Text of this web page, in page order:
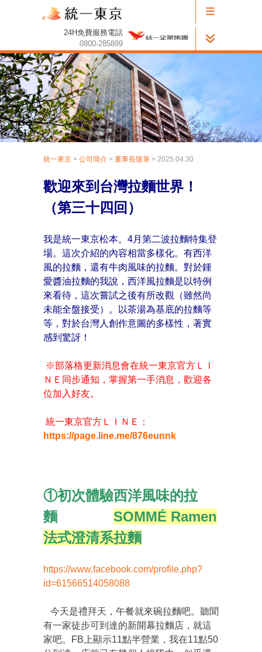
24H免費服務電話
0800-285899
統一東京 > 公司簡介 > 董事長隨筆 > 2025.04.30
歡迎來到台灣拉麵世界！
（第三十四回）
我是統一東京松本。4月第二波拉麵特集登
場。這次介紹的內容相當多樣化。有西洋
風的拉麵，還有牛肉風味的拉麵。對於鍾
愛醬油拉麵的我說，西洋風拉麵是以特例
來看待，這次嘗試之後有所改觀（雖然尚
未能全盤接受）。以茶湯為基底的拉麵等
等，對於台灣人創作意圖的多樣性，著實
感到驚訝！
※部落格更新消息會在統一東京官方ＬＩ
ＮＥ同步通知，掌握第一手消息，歡迎各
位加入好友。
統一東京官方ＬＩＮＥ：
https://page.line.me/876eunnk
①初次體驗西洋風味的拉
麵 SOMMÉ Ramen
法式澄清系拉麵
https://www.facebook.com/profile.php?
id=61566514058088
今天是禮拜天，午餐就來碗拉麵吧。聽聞
有一家徒步可到達的新開幕拉麵店，就這
家吧。FB上顯示11點半營業，我在11點50